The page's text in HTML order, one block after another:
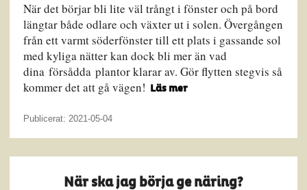
När det börjar bli lite väl trångt i fönster och på bord
längtar både odlare och växter ut i solen. Övergången
från ett varmt söderfönster till ett plats i gassande sol
med kyliga nätter kan dock bli mer än vad
dina försådda plantor klarar av. Gör flytten stegvis så
kommer det att gå vägen!
Läs mer
Publicerat: 2021-05-04
När ska jag börja ge näring?